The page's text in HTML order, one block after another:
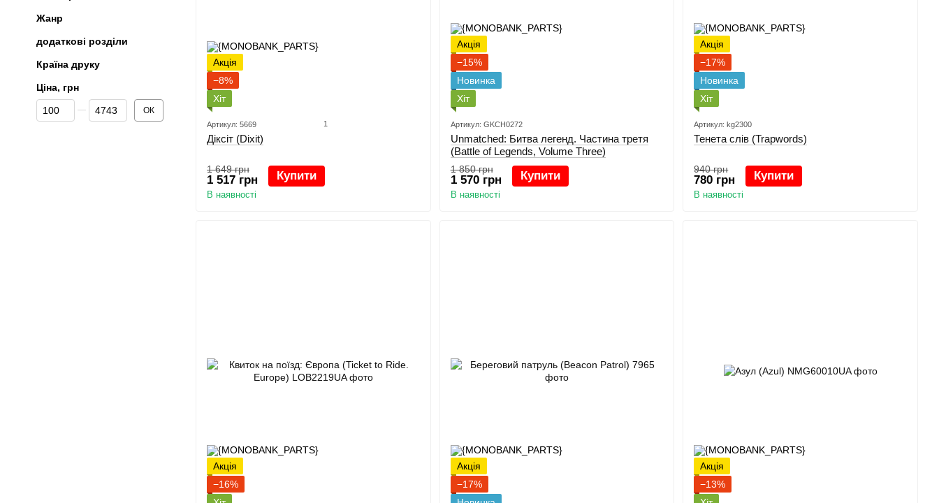
Акція
−8%
Хіт
Артикул: 5669 1
Діксіт (Dixit)
1 649 грн
1 517 грн Купити
В наявності
Акція
−15%
Новинка
Хіт
Артикул: GKCH0272
Unmatched: Битва легенд. Частина третя
(Battle of Legends, Volume Three)
1 850 грн
1 570 грн Купити
В наявності
Акція
−17%
Новинка
Хіт
Артикул: kg2300
Тенета слів (Trapwords)
940 грн
780 грн Купити
В наявності
Акція
−16%
Акція
−17%
Акція
−13%
Жанр
додаткові розділи
Країна друку
Ціна, грн
Від Ціна, грн
До Ціна, грн ОК